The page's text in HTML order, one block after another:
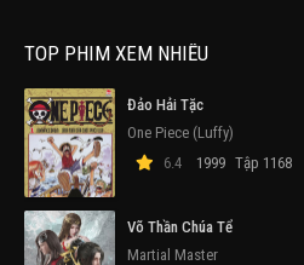
TOP PHIM XEM NHIỀU
Đảo Hải Tặc
One Piece (Luffy)
6.4
1999 Tập 1168
Võ Thần Chúa Tể
Martial Master